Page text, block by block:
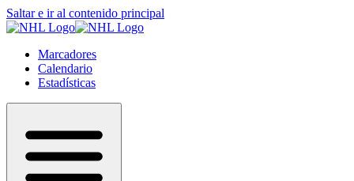
Saltar e ir al contenido principal
Marcadores
Calendario
Estadísticas